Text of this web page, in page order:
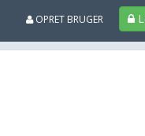
OPRET BRUGER